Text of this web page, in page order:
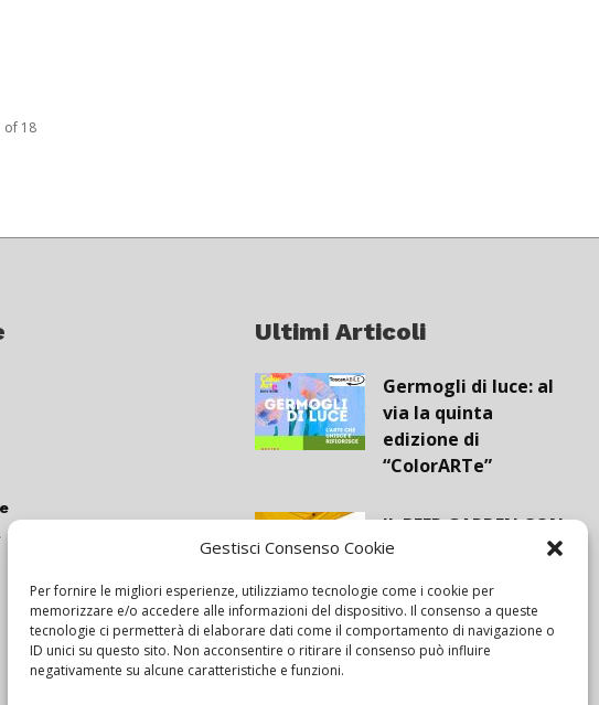
Gestisci Consenso Cookie
Per fornire le migliori esperienze, utilizziamo tecnologie come i cookie per
memorizzare e/o accedere alle informazioni del dispositivo. Il consenso a queste
tecnologie ci permetterà di elaborare dati come il comportamento di navigazione o
ID unici su questo sito. Non acconsentire o ritirare il consenso può influire
negativamente su alcune caratteristiche e funzioni.
of 18
Ultimi Articoli
Germogli di luce: al
via la quinta
edizione di
“ColorARTe”
IL BEER GARDEN CON
IL GIALLONE
Siamo pronti a
navigare “contro